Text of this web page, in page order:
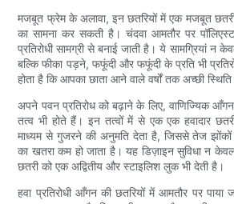
मजबूत फ्रेम के अलावा, इन छतरियों में एक मजबूत छतरी
का सामना कर सकती है। चंदवा आमतौर पर
प्रतिरोधी सामग्री से बनाई जाती है। ये सामग्रियां न
बल्कि फीका पड़ने, फफूंदी और फफूंदी के प्रति भी
होता है कि आपका छाता आने वाले वर्षों तक अच्छी
अपने पवन प्रतिरोध को बढ़ाने के लिए, वाणिज्यिक आँगन
तत्व भी होते हैं। इन तत्वों में से एक एक हवादार
माध्यम से गुजरने की अनुमति देता है, जिससे तेज
का खतरा कम हो जाता है। यह डिज़ाइन सुविधा न केवल
छतरी को एक अद्वितीय और स्टाइलिश लुक भी देती है।
हवा प्रतिरोधी आँगन की छतरियों में आमतौर पर पाया